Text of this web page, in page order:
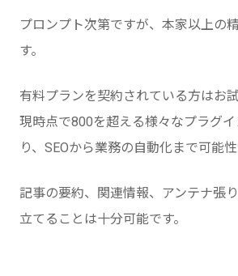
プロンプト次第ですが、本家以上の
す。
有料プランを契約されている方はお
現時点で800を超える様々なプラグ
り、SEOから業務の自動化まで可能性
記事の要約、関連情報、アンテナ張
立てることは十分可能です。